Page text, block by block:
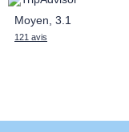
Moyen, 3.1
121 avis